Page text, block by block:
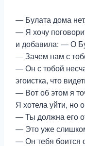
— Булата дома нет.
— Я хочу
и добавила: — О
— Зачем нам с
— Он с тобой
эгоистка, что
— Вот об этом я
Я хотела уйти, но
— Ты должна его
— Это уже
— Он тебя боится